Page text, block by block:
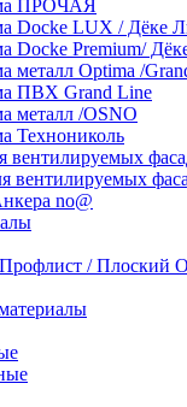
ПРОЧАЯ
Docke LUX / Дёке
Docke Premium/
металл Optima /
ПВХ Grand Line
металл /OSNO
Технониколь
вентилируемых
no@
/ Плоский